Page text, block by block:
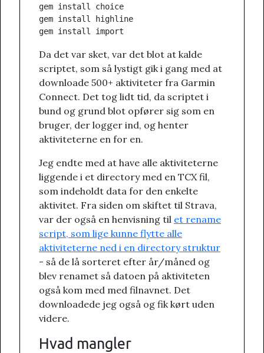
gem install choice
gem install highline
Da det var sket, var det blot at kalde
scriptet, som så lystigt gik i gang med at
downloade 500+ aktiviteter fra Garmin
Connect. Det tog lidt tid, da scriptet i
bund og grund blot opfører sig som en
bruger, der logger ind, og henter
aktiviteterne en for en.
Jeg endte med at have alle aktiviteterne
liggende i et directory med en TCX fil,
som indeholdt data for den enkelte
aktivitet. Fra siden om skiftet til Strava,
var der også en henvisning til et rename
script, som lige kunne flytte alle
aktiviteterne ned i en directory struktur
- så de lå sorteret efter år/måned og
blev renamet så datoen på aktiviteten
også kom med med filnavnet. Det
downloadede jeg også og fik kørt uden
videre.
Hvad mangler